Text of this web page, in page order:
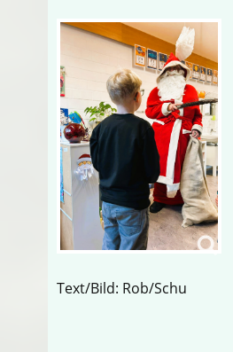
Text/Bild: Rob/Schu